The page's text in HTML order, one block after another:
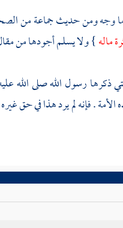
وجه ومن حديث جماعة من
ماله} ولا يسلم أجودها من
ذكرها رسول الله صلى الله
. فإنه لم يرد هذا في حق